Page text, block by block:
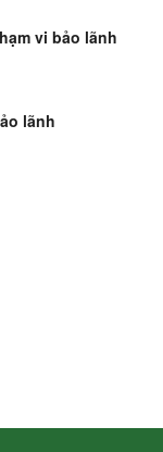
vi bảo lãnh
lãnh